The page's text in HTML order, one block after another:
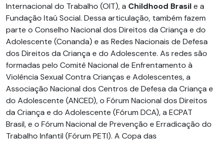
Internacional do Trabalho (OIT), a Childhood Brasile a
Fundação Itaú Social. Dessa articulação, também fazem
parte o Conselho Nacional dos Direitos da Criança e do
Adolescente (Conanda) e as Redes Nacionais de Defesa
dos Direitos da Criança e do Adolescente. As redes são
formadas pelo Comitê Nacional de Enfrentamento à
Violência Sexual Contra Crianças e Adolescentes, a
Associação Nacional dos Centros de Defesa da Criança e
do Adolescente (ANCED), o Fórum Nacional dos Direitos
da Criança e do Adolescente (Fórum DCA), a ECPAT
Brasil, e o Fórum Nacional de Prevenção e Erradicação do
Trabalho Infantil (Fórum PETI). A Copa das